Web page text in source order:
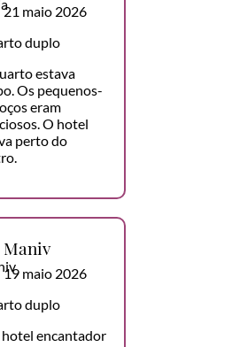
21 maio 2026
duplo
estava
Os pequenos-
eram
O hotel
perto do
Maniv
19 maio 2026
duplo
hotel encantador